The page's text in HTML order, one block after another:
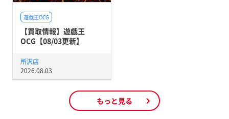
遊戯王OCG
【買取情報】遊戯王
OCG【08/03更新】
所沢店
2026.08.03
もっと見る